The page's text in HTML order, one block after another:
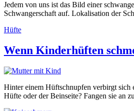
Jedem von uns ist das Bild einer
Schwangerschaft auf. Lokalisation der
Hüfte
Wenn Kinderhüften
Hinter einem Hüftschnupfen verbirgt sich
Hüfte oder der Beinseite? Fangen sie an